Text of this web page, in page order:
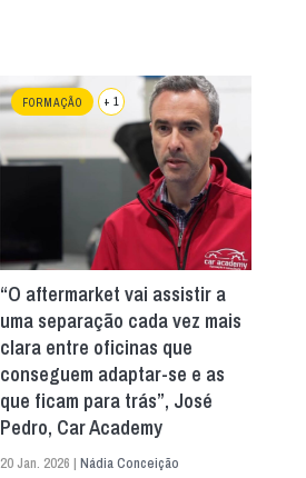
FORMAÇÃO + 1
“O aftermarket vai assistir a
uma separação cada vez mais
clara entre oficinas que
conseguem adaptar-se e as
que ficam para trás”, José
Pedro, Car Academy
20 Jan. 2026 | Nádia Conceição